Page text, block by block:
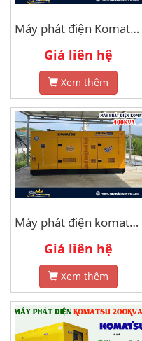
Máy phát điện Komatsu 20kva
Giá liên hệ
Xem thêm
Máy phát điện komatsu 400kva
Giá liên hệ
Xem thêm